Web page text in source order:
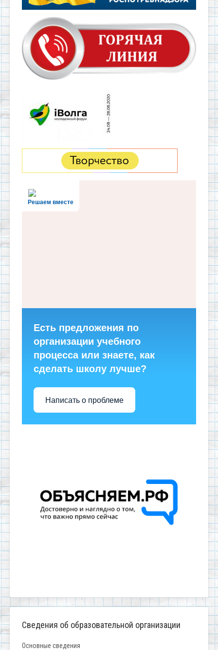
Решаем вместе
Есть предложения по
организации учебного
процесса или знаете, как
сделать школу лучше?
Написать о проблеме
Сведения об образовательной организации
Основные сведения